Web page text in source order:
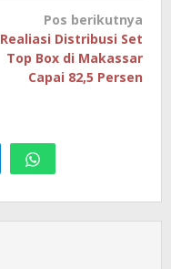
Pos berikutnya
Realiasi Distribusi Set
Top Box di Makassar
Capai 82,5 Persen